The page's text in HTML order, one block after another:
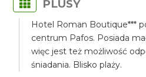
PLUSY
Hotel Roman Boutique***
centrum Pafos. Posiada
więc jest też możliwość
śniadania. Blisko plaży.